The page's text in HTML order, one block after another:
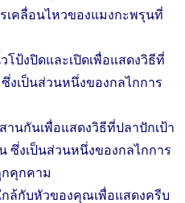
คลื่อนไหวของแมงกะพรุนที่
โป้งปิดและเปิดเพื่อแสดงวิธีที่
งเป็นส่วนหนึ่งของกลไกการ
านกันเพื่อแสดงวิธีที่ปลาปักเป้า
ซึ่งเป็นส่วนหนึ่งของกลไกการ
คุกคาม
ล้กับหัวของคุณเพื่อแสดงครีบ